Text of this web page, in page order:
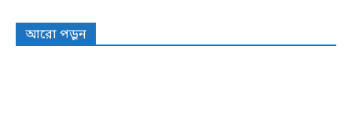
আরো পড়ুন